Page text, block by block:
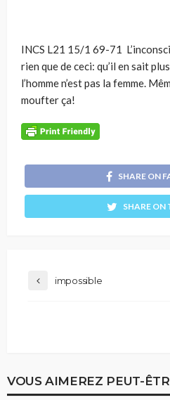
INCS L21 15/1 69-71
rien que de ceci: qu’il en sait
l’homme n’est pas la femme.
moufter ça!
SHARE ON
SHARE
impossible
VOUS AIMEREZ PEUT-